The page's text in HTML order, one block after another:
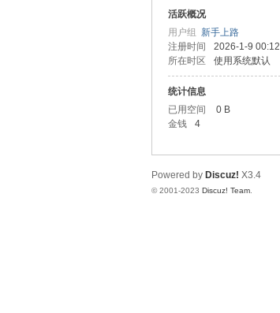
活跃概况
用户组 新手上路
注册时间
2026-1-9 00:12
所在时区
使用系统默认
统计信息
已用空间
0 B
金钱
4
Powered by Discuz! X3.4
© 2001-2023 Discuz! Team